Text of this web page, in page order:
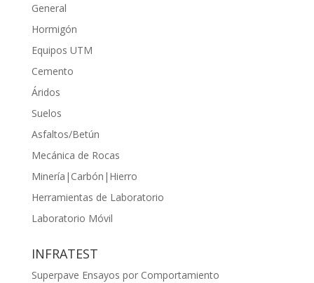
General
Hormigón
Equipos UTM
Cemento
Áridos
Suelos
Asfaltos/Betún
Mecánica de Rocas
Minería|Carbón|Hierro
Herramientas de Laboratorio
Laboratorio Móvil
INFRATEST
Superpave Ensayos por Comportamiento